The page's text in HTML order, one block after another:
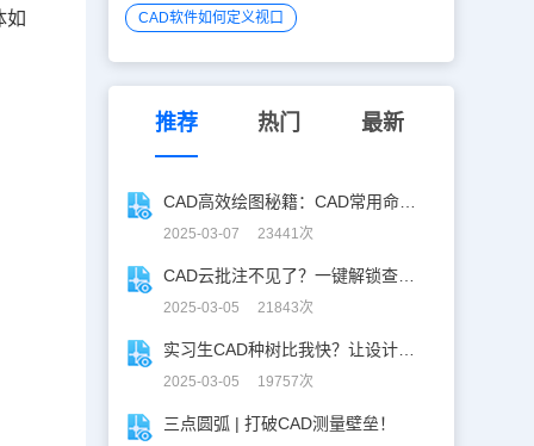
如 CAD软件如何定义视口
推荐 热门 最新
2025-03-07 23441次
2025-03-05 21843次
2025-03-05 19757次
三点圆弧 | 打破CAD测量壁垒！